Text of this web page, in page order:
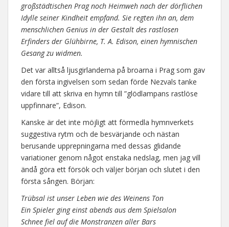
großstädtischen Prag noch Heimweh nach der dörflichen
Idylle seiner Kindheit empfand. Sie regten ihn an, dem
menschlichen Genius in der Gestalt des rastlosen
Erfinders der Glühbirne, T. A. Edison, einen hymnischen
Gesang zu widmen.
Det var alltså ljusgirlanderna på broarna i Prag som gav
den första ingivelsen som sedan förde Nezvals tanke
vidare till att skriva en hymn till ”glödlampans rastlöse
uppfinnare”, Edison.
Kanske är det inte möjligt att förmedla hymnverkets
suggestiva rytm och de besvärjande och nästan
berusande upprepningarna med dessas glidande
variationer genom något enstaka nedslag, men jag vill
ändå göra ett försök och väljer början och slutet i den
första sången. Början:
Trübsal ist unser Leben wie des Weinens Ton
Ein Spieler ging einst abends aus dem Spielsalon
Schnee fiel auf die Monstranzen aller Bars